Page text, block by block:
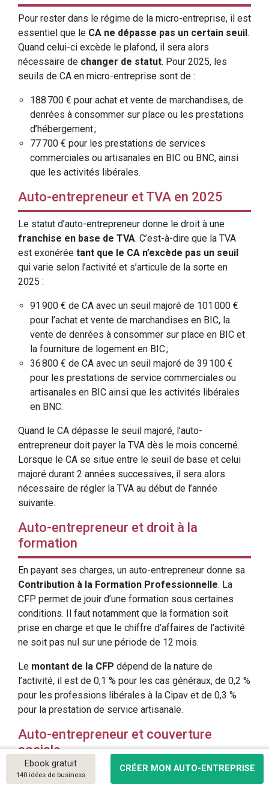
Ebook gratuit
140 idées de business
CRÉER MON AUTO-ENTREPRISE
Pour rester dans le régime de la micro-entreprise, il est
essentiel que le CA ne dépasse pas un certain seuil.
Quand celui-ci excède le plafond, il sera alors
nécessaire de changer de statut. Pour 2025, les
seuils de CA en micro-entreprise sont de :
188 700 € pour achat et vente de marchandises, de
denrées à consommer sur place ou les prestations
d’hébergement ;
77 700 € pour les prestations de services
commerciales ou artisanales en BIC ou BNC, ainsi
que les activités libérales.
Auto-entrepreneur et TVA en 2025
Le statut d’auto-entrepreneur donne le droit à une
franchise en base de TVA. C’est-à-dire que la TVA
est exonérée tant que le CA n’excède pas un seuil
qui varie selon l’activité et s’articule de la sorte en
2025 :
91 900 € de CA avec un seuil majoré de 101 000 €
pour l’achat et vente de marchandises en BIC, la
vente de denrées à consommer sur place en BIC et
la fourniture de logement en BIC ;
36 800 € de CA avec un seuil majoré de 39 100 €
pour les prestations de service commerciales ou
artisanales en BIC ainsi que les activités libérales
en BNC.
Quand le CA dépasse le seuil majoré, l’auto-
entrepreneur doit payer la TVA dès le mois concerné.
Lorsque le CA se situe entre le seuil de base et celui
majoré durant 2 années successives, il sera alors
nécessaire de régler la TVA au début de l’année
suivante.
Auto-entrepreneur et droit à la
formation
En payant ses charges, un auto-entrepreneur donne sa
Contribution à la Formation Professionnelle. La
CFP permet de jouir d’une formation sous certaines
conditions. Il faut notamment que la formation soit
prise en charge et que le chiffre d’affaires de l’activité
ne soit pas nul sur une période de 12 mois.
Le montant de la CFP dépend de la nature de
l’activité, il est de 0,1 % pour les cas généraux, de 0,2 %
pour les professions libérales à la Cipav et de 0,3 %
pour la prestation de service artisanale.
Auto-entrepreneur et couverture
sociale
Lorsque son chiffre d’affaires n’est pas nul, un auto-